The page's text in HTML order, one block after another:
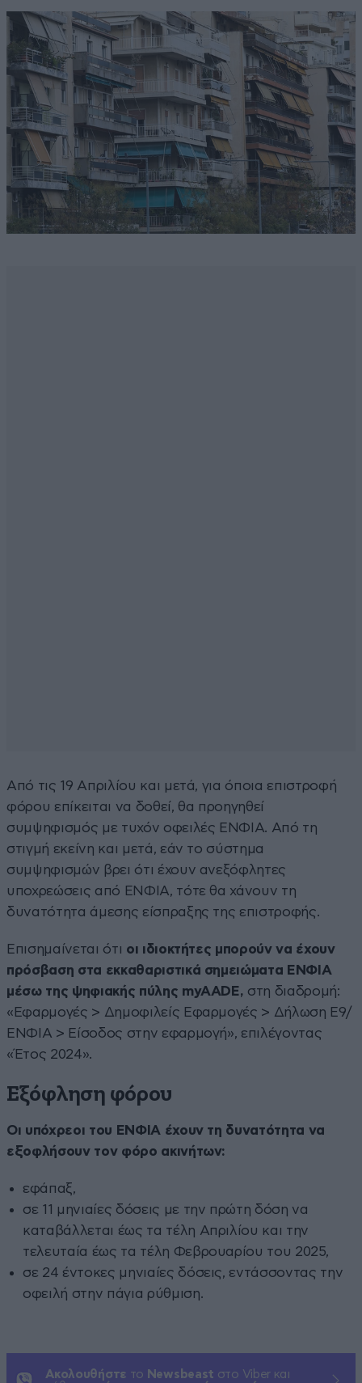
Από τις 19 Απριλίου και μετά, για όποια επιστροφή
φόρου επίκειται να δοθεί, θα προηγηθεί
συμψηφισμός με τυχόν οφειλές ΕΝΦΙΑ. Από τη
στιγμή εκείνη και μετά, εάν το σύστημα
συμψηφισμών βρει ότι έχουν ανεξόφλητες
υποχρεώσεις από ΕΝΦΙΑ, τότε θα χάνουν τη
δυνατότητα άμεσης είσπραξης της επιστροφής.
Επισημαίνεται ότι οι ιδιοκτήτες μπορούν να έχουν
πρόσβαση στα εκκαθαριστικά σημειώματα ΕΝΦΙΑ
μέσω της ψηφιακής πύλης myAADE, στη διαδρομή:
«Εφαρμογές > Δημοφιλείς Εφαρμογές > Δήλωση Ε9/
ΕΝΦΙΑ > Είσοδος στην εφαρμογή», επιλέγοντας
«Έτος 2024».
Εξόφληση φόρου
Οι υπόχρεοι του ΕΝΦΙΑ έχουν τη δυνατότητα να
εξοφλήσουν τον φόρο ακινήτων:
εφάπαξ,
σε 11 μηνιαίες δόσεις με την πρώτη δόση να
καταβάλλεται έως τα τέλη Απριλίου και την
τελευταία έως τα τέλη Φεβρουαρίου του 2025,
σε 24 έντοκες μηνιαίες δόσεις, εντάσσοντας την
οφειλή στην πάγια ρύθμιση.
Ακολουθήστε το Newsbeast στο Viber και